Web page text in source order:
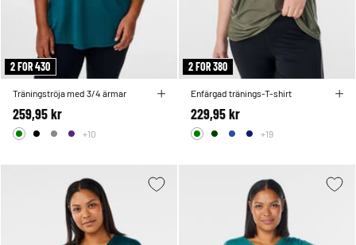
2 FOR 430
Träningströja med 3/4 ärmar
259,95 kr
+10
2 FOR 380
Enfärgad tränings-T-shirt
229,95 kr
+19